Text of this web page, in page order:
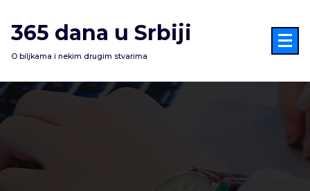
na
sadržaj
365 dana u Srbiji
O biljkama i nekim drugim stvarima